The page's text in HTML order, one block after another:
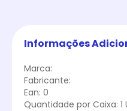
Informações
Marca:
Fabricante:
Ean: 0
Quantidade por Caixa: 1